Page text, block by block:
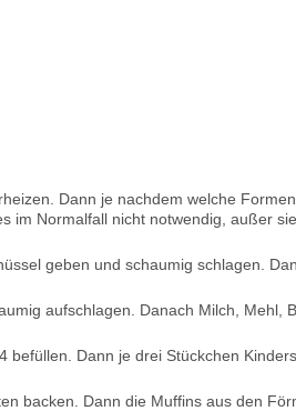
Dann je nachdem welche
im Normalfall nicht notwendig, außer
geben und schaumig schlagen.
aufschlagen. Danach Milch, Mehl,
Dann je drei Stückchen
backen. Dann die Muffins aus den